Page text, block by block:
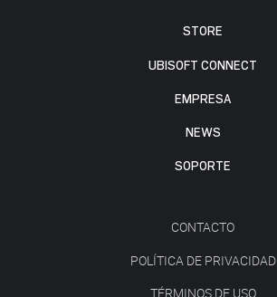
STORE
UBISOFT CONNECT
EMPRESA
NEWS
SOPORTE
CONTACTO
POLÍTICA DE PRIVACIDAD
TÉRMINOS DE USO